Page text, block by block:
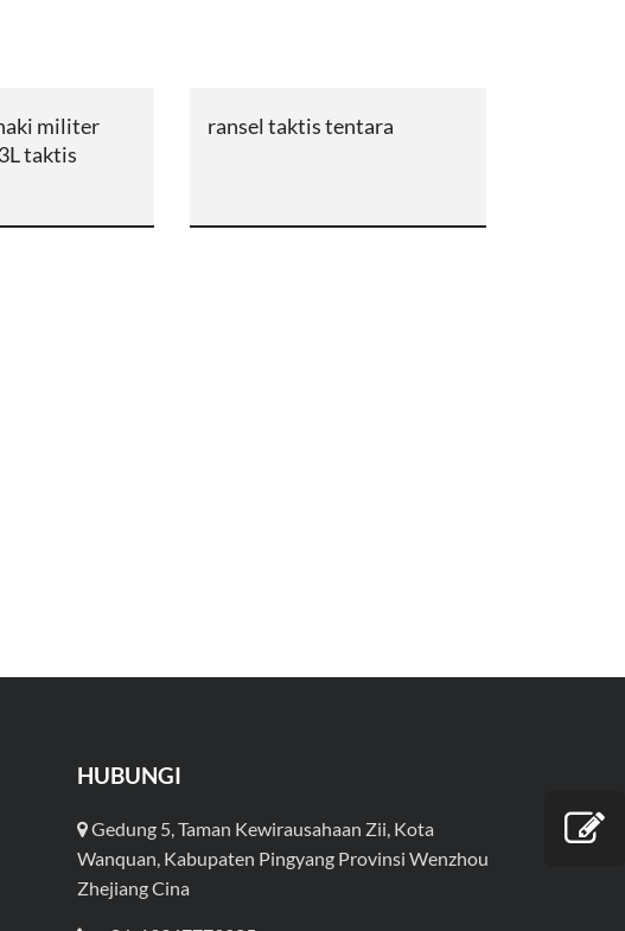
militer
taktis
ransel taktis tentara
HUBUNGI
Gedung 5, Taman Kewirausahaan Zii, Kota
Wanquan, Kabupaten Pingyang Provinsi Wenzhou
Zhejiang Cina